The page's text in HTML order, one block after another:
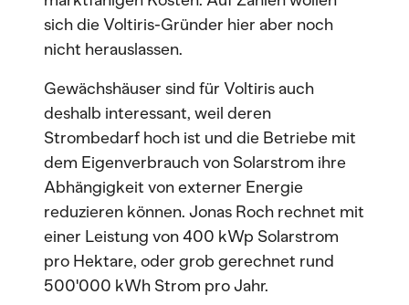
sich die Voltiris-Gründer hier aber noch
nicht herauslassen.
Gewächshäuser sind für Voltiris auch
deshalb interessant, weil deren
Strombedarf hoch ist und die Betriebe mit
dem Eigenverbrauch von Solarstrom ihre
Abhängigkeit von externer Energie
reduzieren können. Jonas Roch rechnet mit
einer Leistung von 400 kWp Solarstrom
pro Hektare, oder grob gerechnet rund
500'000 kWh Strom pro Jahr.